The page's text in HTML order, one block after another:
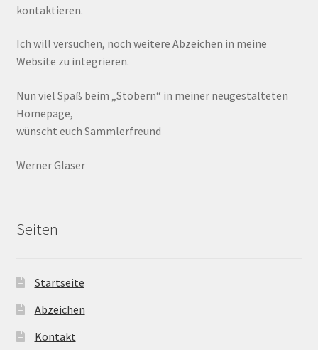
kontaktieren.
Ich will versuchen, noch weitere Abzeichen in meine
Website zu integrieren.
Nun viel Spaß beim „Stöbern“ in meiner neugestalteten
Homepage,
wünscht euch Sammlerfreund
Werner Glaser
Seiten
Startseite
Abzeichen
Kontakt